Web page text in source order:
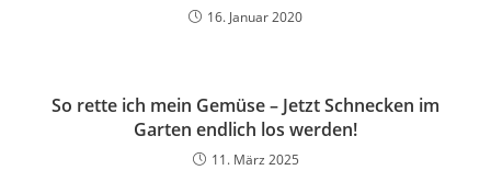
16. Januar 2020
So rette ich mein Gemüse – Jetzt Schnecken im
Garten endlich los werden!
11. März 2025